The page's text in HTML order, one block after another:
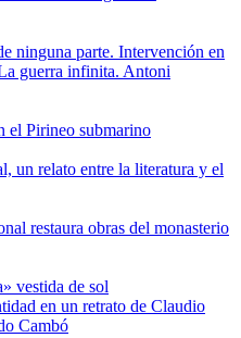
ninguna parte. Intervención en
guerra infinita. Antoni
el Pirineo submarino
un relato entre la literatura y el
restaura obras del monasterio
vestida de sol
en un retrato de Claudio
Cambó